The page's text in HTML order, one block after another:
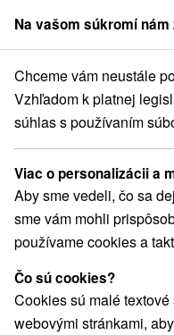
člen skupinySorger
Pobyty na Slovensku
Rodinné
Šírave
Kategórie
Všetky kategórie
Wellness pobyty
Romantické pobyty(1)
Na vašom súkromí nám
Chceme vám neustále
Vzhľadom k platnej
súhlas s používaním
Viac o personalizácii a
Aby sme vedeli, čo sa
sme vám mohli
používame cookies a
Čo sú cookies?
Cookies sú malé
webovými stránkami,